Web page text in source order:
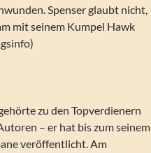
Spenser glaubt nicht,
mit seinem Kumpel Hawk
zu den Topverdienern
– er hat bis zum seinem
veröffentlicht. Am